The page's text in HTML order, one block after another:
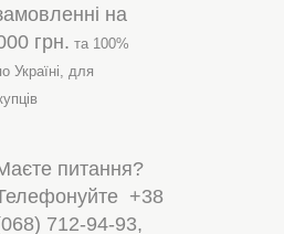
на
грн. та 100%
Україні, для
питання?
+38
712-94-93,